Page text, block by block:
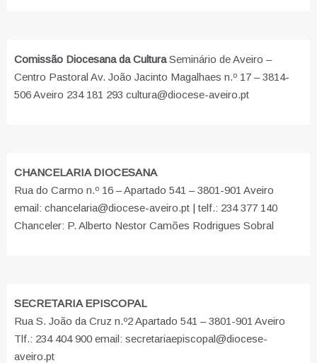
Comissão Diocesana da CulturaSeminário de Aveiro –
Centro Pastoral Av. João Jacinto Magalhaes n.º 17 – 3814-
506 Aveiro 234 181 293 cultura@diocese-aveiro.pt
CHANCELARIA DIOCESANA
Rua do Carmo n.º 16 – Apartado 541 – 3801-901 Aveiro
email: chancelaria@diocese-aveiro.pt | telf.: 234 377 140
Chanceler: P. Alberto Nestor Camões Rodrigues Sobral
SECRETARIA EPISCOPAL
Rua S. João da Cruz n.º2 Apartado 541 – 3801-901 Aveiro
Tlf.: 234 404 900 email: secretariaepiscopal@diocese-
aveiro.pt